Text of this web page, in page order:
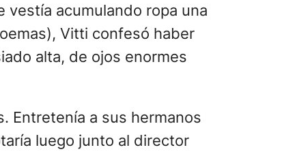
acumulando ropa una
Vitti confesó haber
alta, de ojos enormes
Entretenía a sus hermanos
luego junto al director